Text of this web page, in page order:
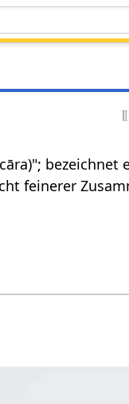
bezeichnet
feinerer